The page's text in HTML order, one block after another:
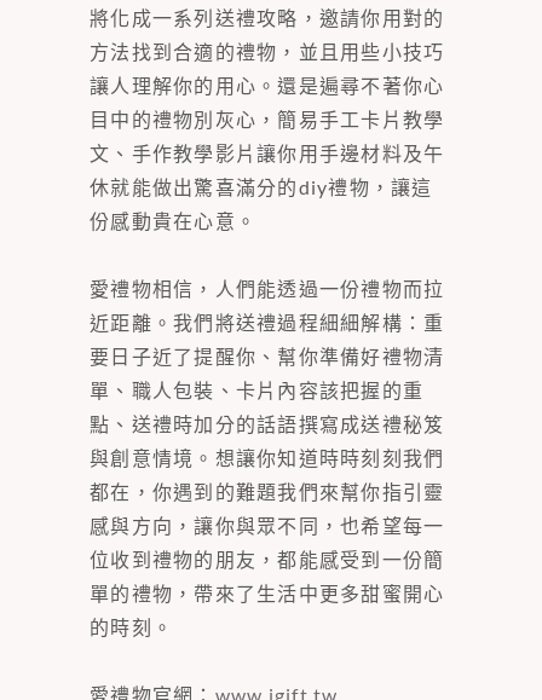
將化成一系列送禮攻略，邀請你用對的
方法找到合適的禮物，並且用些小技巧
讓人理解你的用心。還是遍尋不著你心
目中的禮物別灰心，簡易手工卡片教學
文、手作教學影片讓你用手邊材料及午
休就能做出驚喜滿分的diy禮物，讓這
份感動貴在心意。
愛禮物相信，人們能透過一份禮物而拉
近距離。我們將送禮過程細細解構：重
要日子近了提醒你、幫你準備好禮物清
單、職人包裝、卡片內容該把握的重
點、送禮時加分的話語撰寫成送禮秘笈
與創意情境。想讓你知道時時刻刻我們
都在，你遇到的難題我們來幫你指引靈
感與方向，讓你與眾不同，也希望每一
位收到禮物的朋友，都能感受到一份簡
單的禮物，帶來了生活中更多甜蜜開心
的時刻。
愛禮物官網： www.igift.tw